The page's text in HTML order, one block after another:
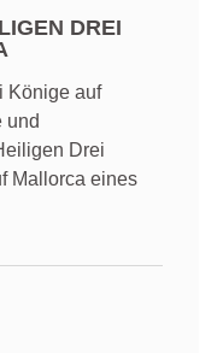
DREI
Könige auf
und
Drei
Mallorca eines